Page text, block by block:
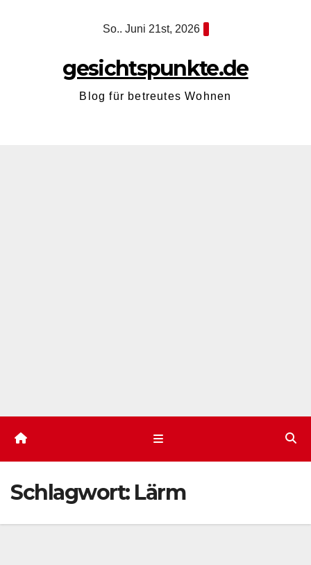
So.. Juni 21st, 2026
gesichtspunkte.de
Blog für betreutes Wohnen
Schlagwort: Lärm